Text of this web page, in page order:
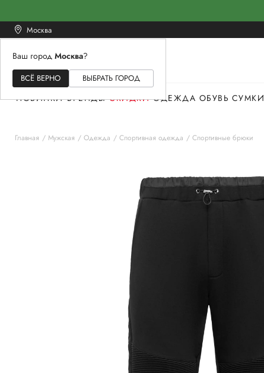
Москва
Ваш город Москва?
ВСЁ ВЕРНО ВЫБРАТЬ ГОРОД
ЖЕНСКОЕМУЖСКОЕ
НОВИНКИ БРЕНДЫ СКИДКИ ОДЕЖДА ОБУВЬ СУМКИ
Главная Мужская Одежда Спортивная одежда Спортивные брюки